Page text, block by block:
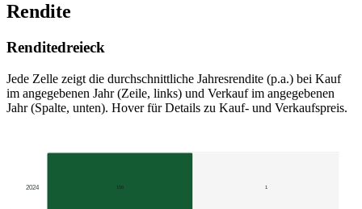
Rendite
Renditedreieck
Jede Zelle zeigt die durchschnittliche Jahresrendite (p.a.) bei Kauf
im angegebenen Jahr (Zeile, links) und Verkauf im angegebenen
Jahr (Spalte, unten). Hover für Details zu Kauf- und Verkaufspreis.
2024 156 1